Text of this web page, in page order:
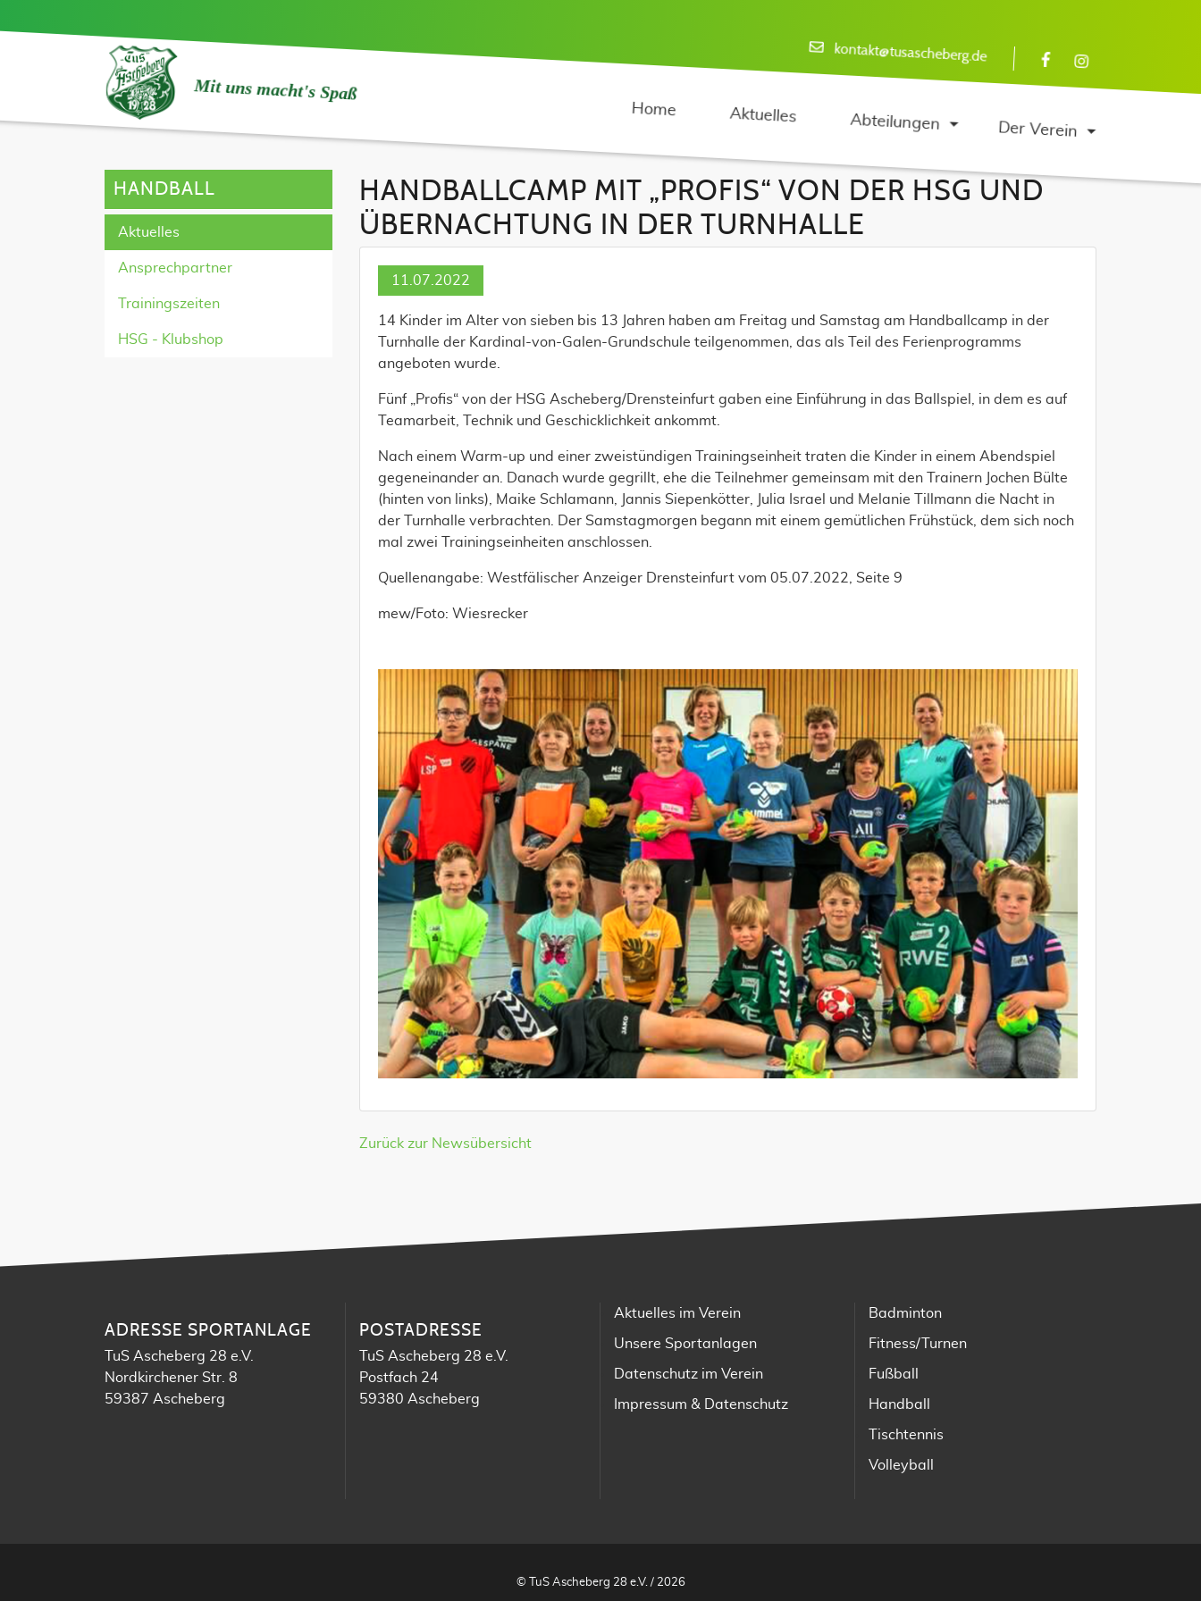
kontakt@tusascheberg.de
Mit uns macht's Spaß
Home Aktuelles Abteilungen Der Verein
HANDBALLCAMP MIT „PROFIS“ VON DER HSG UND
ÜBERNACHTUNG IN DER TURNHALLE
11.07.2022
14 Kinder im Alter von sieben bis 13 Jahren haben am Freitag und Samstag am Handballcamp in der
Turnhalle der Kardinal-von-Galen-Grundschule teilgenommen, das als Teil des Ferienprogramms
angeboten wurde.
Fünf „Profis“ von der HSG Ascheberg/Drensteinfurt gaben eine Einführung in das Ballspiel, in dem es auf
Teamarbeit, Technik und Geschicklichkeit ankommt.
Nach einem Warm-up und einer zweistündigen Trainingseinheit traten die Kinder in einem Abendspiel
gegeneinander an. Danach wurde gegrillt, ehe die Teilnehmer gemeinsam mit den Trainern Jochen Bülte
(hinten von links), Maike Schlamann, Jannis Siepenkötter, Julia Israel und Melanie Tillmann die Nacht in
der Turnhalle verbrachten. Der Samstagmorgen begann mit einem gemütlichen Frühstück, dem sich noch
mal zwei Trainingseinheiten anschlossen.
Quellenangabe: Westfälischer Anzeiger Drensteinfurt vom 05.07.2022, Seite 9
mew/Foto: Wiesrecker
Zurück zur Newsübersicht
HANDBALL
Aktuelles
Ansprechpartner
Trainingszeiten
HSG - Klubshop
ADRESSE SPORTANLAGE
TuS Ascheberg 28 e.V.
Nordkirchener Str. 8
59387 Ascheberg
POSTADRESSE
TuS Ascheberg 28 e.V.
Postfach 24
59380 Ascheberg
Aktuelles im Verein
Unsere Sportanlagen
Datenschutz im Verein
Impressum & Datenschutz
Badminton
Fitness/Turnen
Fußball
Handball
Tischtennis
Volleyball
© TuS Ascheberg 28 e.V. / 2026